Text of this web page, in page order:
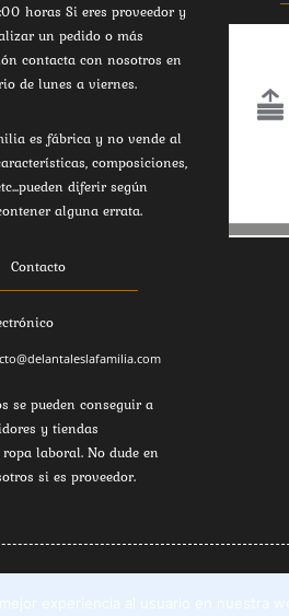
horas Si eres proveedor y
un pedido o más
contacta con nosotros en
de lunes a viernes.
es fábrica y no vende al
composiciones,
diferir según
alguna errata.
Contacto
se pueden conseguir a
y tiendas
laboral. No dude en
si es proveedor.